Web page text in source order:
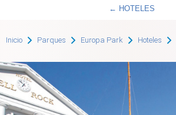
← HOTELES
Inicio Parques Europa Park Hoteles